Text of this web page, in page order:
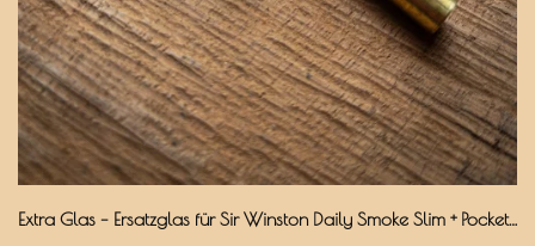
Extra Glas – Ersatzglas für Sir Winston Daily Smoke Slim + Pocket Blunt